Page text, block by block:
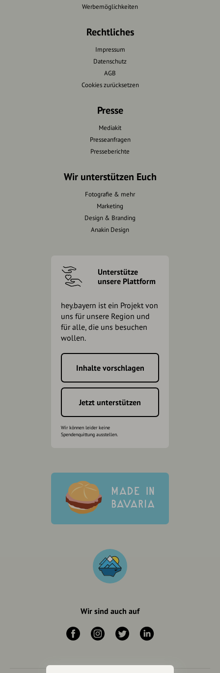
Werbemöglichkeiten
Rechtliches
Impressum
Datenschutz
AGB
Cookies zurücksetzen
Presse
Mediakit
Presseanfragen
Presseberichte
Wir unterstützen Euch
Fotografie & mehr
Marketing
Design & Branding
Anakin Design
Unterstütze
unsere Plattform
hey.bayern ist ein Projekt von
uns für unsere Region und
für alle, die uns besuchen
wollen.
Inhalte vorschlagen
Jetzt unterstützen
Wir können leider keine
Spendenquittung ausstellen.
Wir sind auch auf